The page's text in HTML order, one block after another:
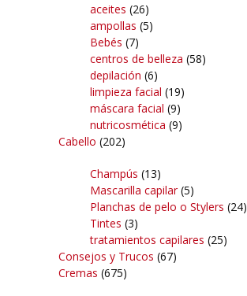
aceites (26)
ampollas (5)
Bebés (7)
centros de belleza (58)
depilación (6)
limpieza facial (19)
máscara facial (9)
nutricosmética (9)
Cabello (202)
Champús (13)
Mascarilla capilar(5)
Planchas de pelo o Stylers (24)
Tintes (3)
tratamientos capilares (25)
Consejos y Trucos (67)
Cremas (675)